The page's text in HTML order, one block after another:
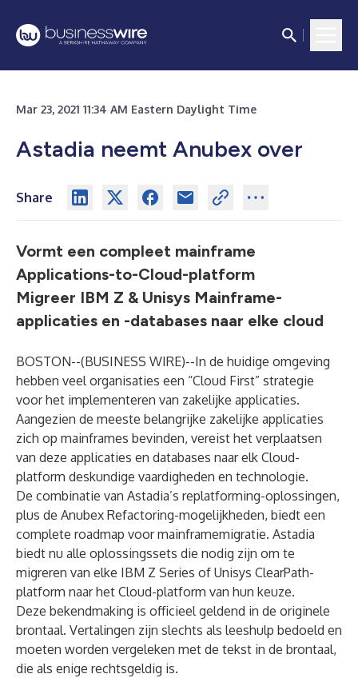
Mar 23, 2021 11:34 AM Eastern Daylight Time
Astadia neemt Anubex over
Share
Vormt een compleet mainframe
Applications-to-Cloud-platform
Migreer IBM Z & Unisys Mainframe-
applicaties en -databases naar elke cloud
BOSTON--(BUSINESS WIRE)--In de huidige omgeving
hebben veel organisaties een “Cloud First” strategie
voor het implementeren van zakelijke applicaties.
Aangezien de meeste belangrijke zakelijke applicaties
zich op mainframes bevinden, vereist het verplaatsen
van deze applicaties en databases naar elk Cloud-
platform deskundige vaardigheden en technologie.
De combinatie van Astadia’s replatforming-oplossingen,
plus de Anubex Refactoring-mogelijkheden, biedt een
complete roadmap voor mainframemigratie. Astadia
biedt nu alle oplossingssets die nodig zijn om te
migreren van elke IBM Z Series of Unisys ClearPath-
platform naar het Cloud-platform van hun keuze.
Deze bekendmaking is officieel geldend in de originele
brontaal. Vertalingen zijn slechts als leeshulp bedoeld en
moeten worden vergeleken met de tekst in de brontaal,
die als enige rechtsgeldig is.